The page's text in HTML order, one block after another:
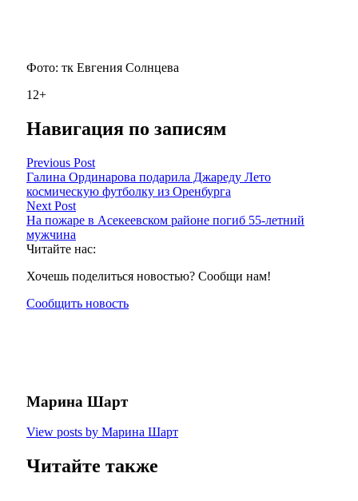
Фото: тк Евгения Солнцева
12+
Навигация по записям
Previous Post
Галина Ординарова подарила Джареду Лето
космическую футболку из Оренбурга
Next Post
На пожаре в Асекеевском районе погиб 55-летний
мужчина
Читайте нас:
Хочешь поделиться новостью? Сообщи нам!
Сообщить новость
Марина Шарт
View posts by Марина Шарт
Читайте также